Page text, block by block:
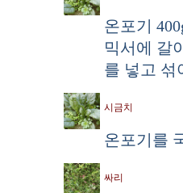
온포기
믹서에 갈
를 넣고 섞
시금치
온포기를
싸리